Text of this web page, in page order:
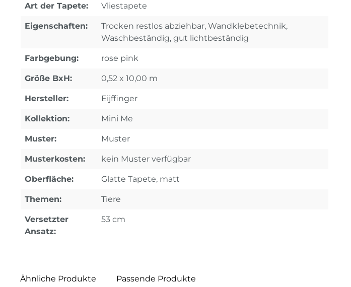
Art der Tapete: Vliestapete
Eigenschaften:
Trocken restlos abziehbar, Wandklebetechnik,
Waschbeständig, gut lichtbeständig
Farbgebung: rose pink
Größe BxH: 0,52 x 10,00 m
Hersteller: Eijffinger
Kollektion: Mini Me
Muster: Muster
Musterkosten: kein Muster verfügbar
Oberfläche: Glatte Tapete, matt
Themen: Tiere
Versetzter
Ansatz:
53 cm
Ähnliche Produkte Passende Produkte